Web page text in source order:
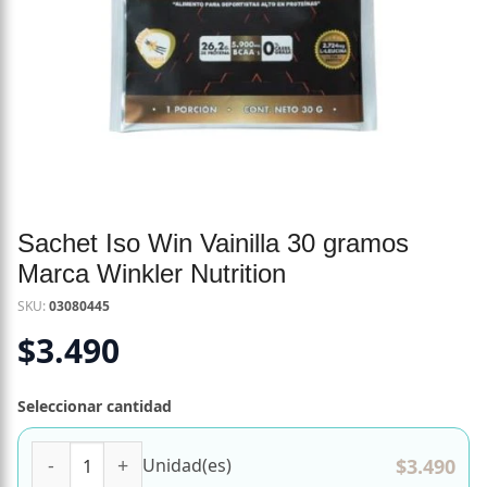
Sachet Iso Win Vainilla 30 gramos
Marca Winkler Nutrition
SKU:03080445
$3.490
Seleccionar cantidad
Unidad(es) $3.490